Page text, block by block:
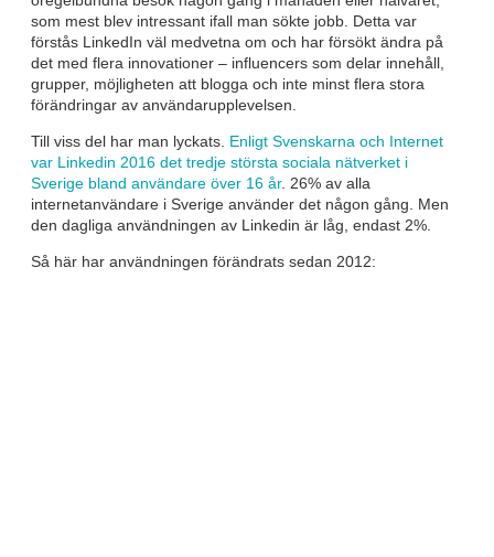
som mest blev intressant ifall man sökte jobb. Detta var
förstås LinkedIn väl medvetna om och har försökt ändra på
det med flera innovationer – influencers som delar innehåll,
grupper, möjligheten att blogga och inte minst flera stora
förändringar av användarupplevelsen.
Till viss del har man lyckats. Enligt Svenskarna och Internet
var Linkedin 2016 det tredje största sociala nätverket i
Sverige bland användare över 16 år. 26% av alla
internetanvändare i Sverige använder det någon gång. Men
den dagliga användningen av Linkedin är låg, endast 2%.
Så här har användningen förändrats sedan 2012: